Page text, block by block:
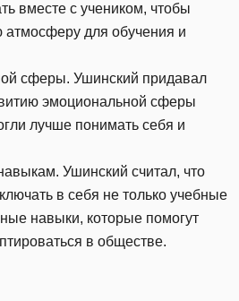
вместе с учеником, чтобы
атмосферу для обучения и
сферы. Ушинский придавал
эмоциональной сферы
лучше понимать себя и
Ушинский считал, что
в себя не только учебные
навыки, которые помогут
в обществе.